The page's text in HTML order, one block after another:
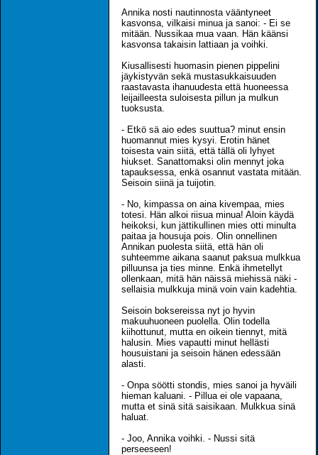
Annika nosti nautinnosta vääntyneet
kasvonsa, vilkaisi minua ja sanoi: - Ei se
mitään. Nussikaa mua vaan. Hän käänsi
kasvonsa takaisin lattiaan ja voihki.
Kiusallisesti huomasin pienen pippelini
jäykistyvän sekä mustasukkaisuuden
raastavasta ihanuudesta että huoneessa
leijailleesta suloisesta pillun ja mulkun
tuoksusta.
- Etkö sä aio edes suuttua? minut ensin
huomannut mies kysyi. Erotin hänet
toisesta vain siitä, että tällä oli lyhyet
hiukset. Sanattomaksi olin mennyt joka
tapauksessa, enkä osannut vastata mitään.
Seisoin siinä ja tuijotin.
- No, kimpassa on aina kivempaa, mies
totesi. Hän alkoi riisua minua! Aloin käydä
heikoksi, kun jättikullinen mies otti minulta
paitaa ja housuja pois. Olin onnellinen
Annikan puolesta siitä, että hän oli
suhteemme aikana saanut paksua mulkkua
pilluunsa ja ties minne. Enkä ihmetellyt
ollenkaan, mitä hän näissä miehissä näki -
sellaisia mulkkuja minä voin vain kadehtia.
Seisoin boksereissa nyt jo hyvin
makuuhuoneen puolella. Olin todella
kiihottunut, mutta en oikein tiennyt, mitä
halusin. Mies vapautti minut hellästi
housuistani ja seisoin hänen edessään
alasti.
- Onpa söötti stondis, mies sanoi ja hyväili
hieman kaluani. - Pillua ei ole vapaana,
mutta et sinä sitä saisikaan. Mulkkua sinä
haluat.
- Joo, Annika voihki. - Nussi sitä
perseeseen!